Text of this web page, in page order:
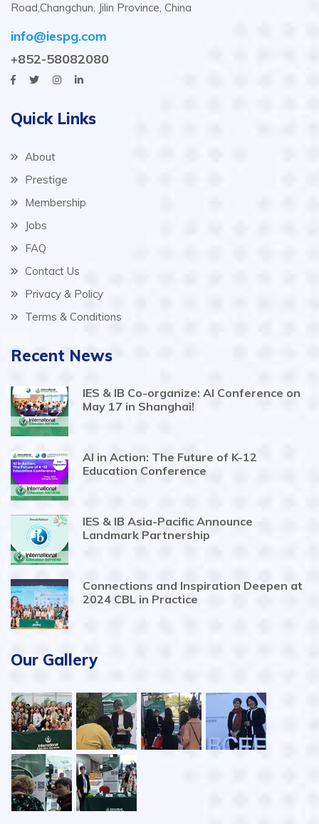
Road,Changchun, Jilin Province, China
info@iespg.com
+852-58082080
Quick Links
About
Prestige
Membership
Jobs
FAQ
Contact Us
Privacy & Policy
Terms & Conditions
Recent News
IES & IB Co-organize: AI Conference on
May 17 in Shanghai!
AI in Action: The Future of K-12
Education Conference
IES & IB Asia-Pacific Announce
Landmark Partnership
Connections and Inspiration Deepen at
2024 CBL in Practice
Our Gallery